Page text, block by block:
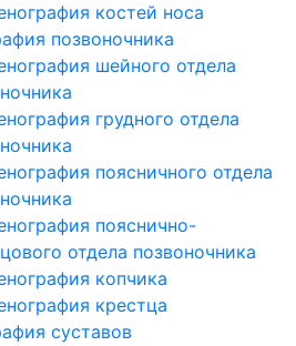
костей носа
позвоночника
шейного отдела
грудного отдела
поясничного отдела
пояснично-
отдела позвоночника
копчика
крестца
суставов